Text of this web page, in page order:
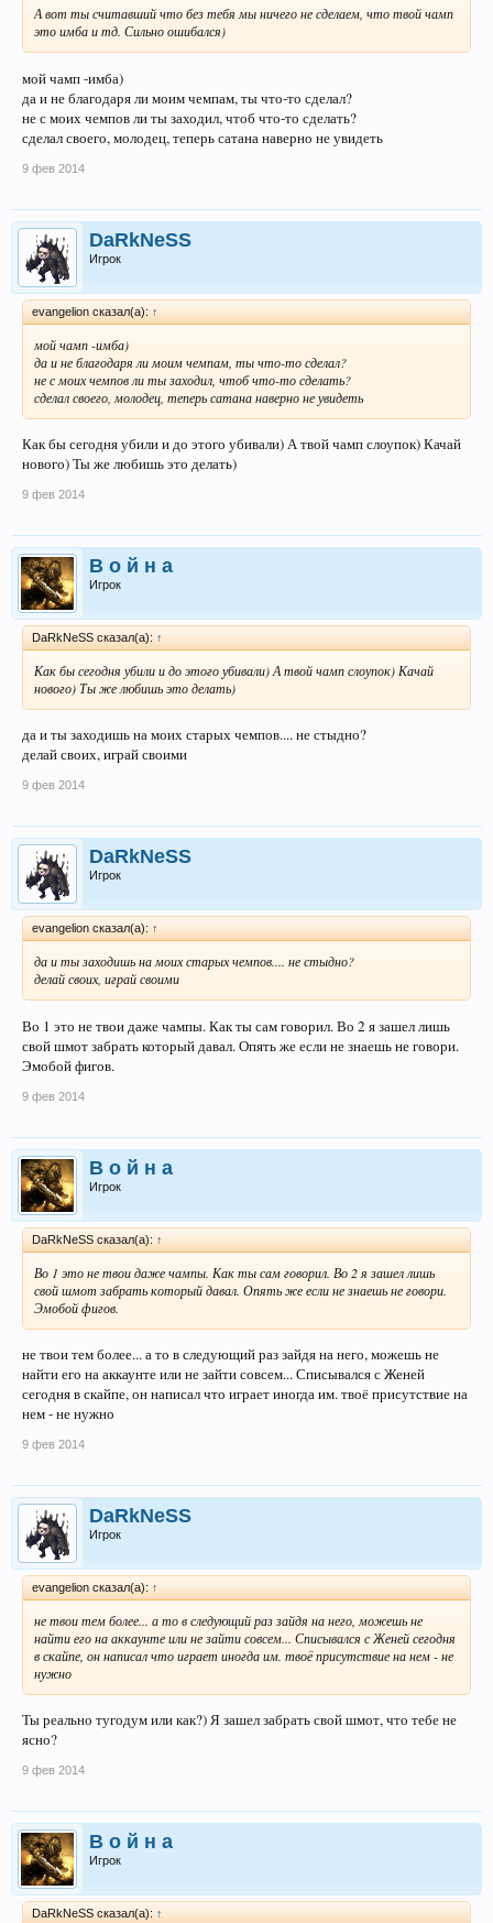
А вот ты считавший что без тебя мы ничего не сделаем, что твой чамп
это имба и тд. Сильно ошибался)
мой чамп -имба)
да и не благодаря ли моим чемпам, ты что-то сделал?
не с моих чемпов ли ты заходил, чтоб что-то сделать?
сделал своего, молодец, теперь сатана наверно не увидеть
9 фев 2014
DaRkNeSS
Игрок
evangelion сказал(а): ↑
мой чамп -имба)
да и не благодаря ли моим чемпам, ты что-то сделал?
не с моих чемпов ли ты заходил, чтоб что-то сделать?
сделал своего, молодец, теперь сатана наверно не увидеть
Как бы сегодня убили и до этого убивали) А твой чамп слоупок) Качай
нового) Ты же любишь это делать)
9 фев 2014
В о й н а
Игрок
DaRkNeSS сказал(а): ↑
Как бы сегодня убили и до этого убивали) А твой чамп слоупок) Качай
нового) Ты же любишь это делать)
да и ты заходишь на моих старых чемпов.... не стыдно?
делай своих, играй своими
9 фев 2014
DaRkNeSS
Игрок
evangelion сказал(а): ↑
да и ты заходишь на моих старых чемпов.... не стыдно?
делай своих, играй своими
Во 1 это не твои даже чампы. Как ты сам говорил. Во 2 я зашел лишь
свой шмот забрать который давал. Опять же если не знаешь не говори.
Эмобой фигов.
9 фев 2014
В о й н а
Игрок
DaRkNeSS сказал(а): ↑
Во 1 это не твои даже чампы. Как ты сам говорил. Во 2 я зашел лишь
свой шмот забрать который давал. Опять же если не знаешь не говори.
Эмобой фигов.
не твои тем более... а то в следующий раз зайдя на него, можешь не
найти его на аккаунте или не зайти совсем... Списывался с Женей
сегодня в скайпе, он написал что играет иногда им. твоё присутствие на
нем - не нужно
9 фев 2014
DaRkNeSS
Игрок
evangelion сказал(а): ↑
не твои тем более... а то в следующий раз зайдя на него, можешь не
найти его на аккаунте или не зайти совсем... Списывался с Женей сегодня
в скайпе, он написал что играет иногда им. твоё присутствие на нем - не
нужно
Ты реально тугодум или как?) Я зашел забрать свой шмот, что тебе не
ясно?
9 фев 2014
В о й н а
Игрок
DaRkNeSS сказал(а): ↑